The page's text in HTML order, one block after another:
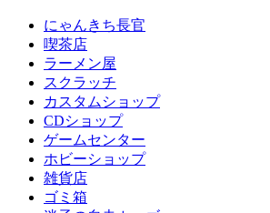
にゃんきち長官
喫茶店
ラーメン屋
スクラッチ
カスタムショップ
CDショップ
ゲームセンター
ホビーショップ
雑貨店
ゴミ箱